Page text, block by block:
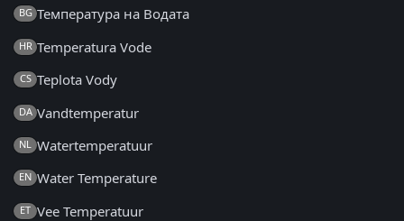
BG Температура на Водата
HR Temperatura Vode
CS Teplota Vody
DA Vandtemperatur
NL Watertemperatuur
EN Water Temperature
ET Vee Temperatuur